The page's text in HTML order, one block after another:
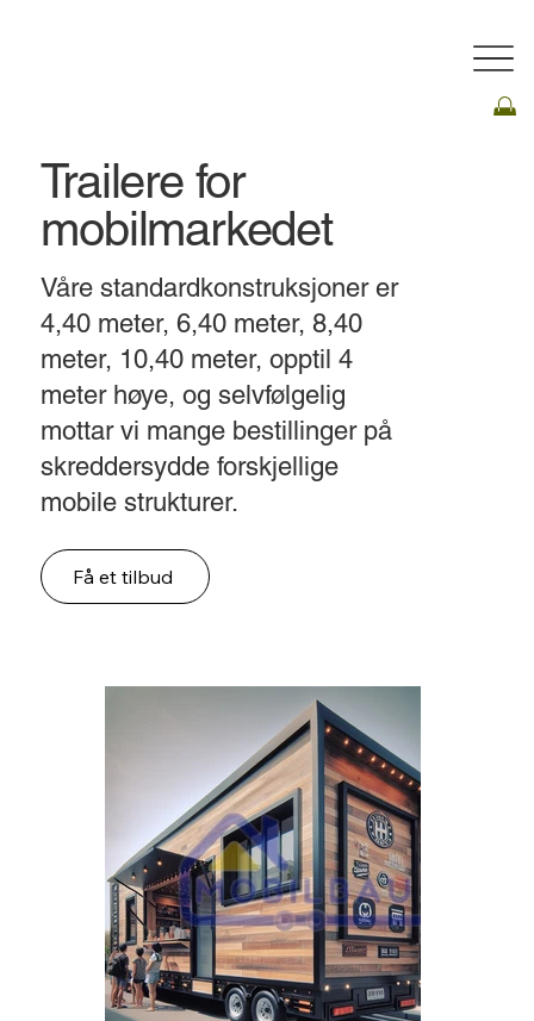
Våre standardkonstruksjoner er
4,40 meter, 6,40 meter, 8,40
meter, 10,40 meter, opptil 4
meter høye, og selvfølgelig
mottar vi mange bestillinger på
skreddersydde forskjellige
mobile strukturer.
Trailere for
mobilmarkedet
Få et tilbud